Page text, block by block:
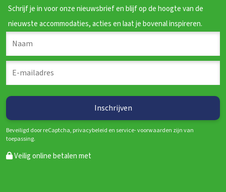
Schrijf je in voor onze nieuwsbrief en blijf op de hoogte van de
nieuwste accommodaties, acties en laat je bovenal inspireren.
Beveiligd door reCaptcha, privacybeleid en service- voorwaarden zijn van
toepassing.
Veilig online betalen met